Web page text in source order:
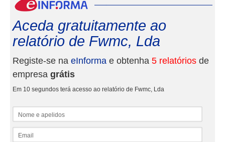
Aceda gratuitamente ao
relatório de Fwmc, Lda
Registe-se na eInforma e obtenha 5 relatórios de
empresa grátis
Em 10 segundos terá acesso ao relatório de Fwmc, Lda